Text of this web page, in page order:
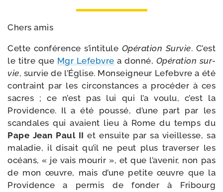
Chers amis
Cette confé­rence s’intitule Opération Survie. C’est
le titre que Mgr Lefebvrea don­né, Opération sur­
vie, sur­vie de l’Église. Monseigneur Lefebvre a été
contraint par les cir­cons­tances a pro­cé­der à ces
sacres ; ce n’est pas lui qui l’a vou­lu, c’est la
Providence. Il a été pous­sé, d’une part par les
scan­dales qui avaient lieu à Rome du temps du
Pape Jean Paul II et ensuite par sa vieillesse, sa
mala­die, il disait qu’il ne peut plus tra­ver­ser les
océans, « je vais mou­rir », et que l’avenir, non pas
de mon œuvre, mais d’une petite œuvre que la
Providence a per­mis de fon­der à Fribourg